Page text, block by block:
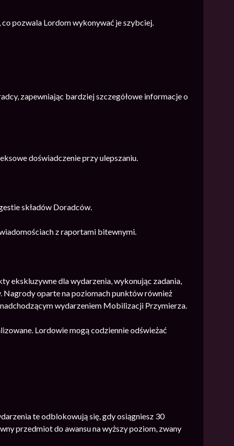
pozwala Lordom wykonywać je szybciej.
zapewniając bardziej szczegółowe informacje o
doświadczenie przy ulepszaniu.
składów Doradców.
z raportami bitewnymi.
ekskluzywne dla wydarzenia, wykonując zadania,
Nagrody oparte na poziomach punktów również
wydarzeniem Mobilizacji Przymierza.
Lordowie mogą codziennie odświeżać
te odblokowują się, gdy osiągniesz 30
przedmiot do awansu na wyższy poziom, zwany